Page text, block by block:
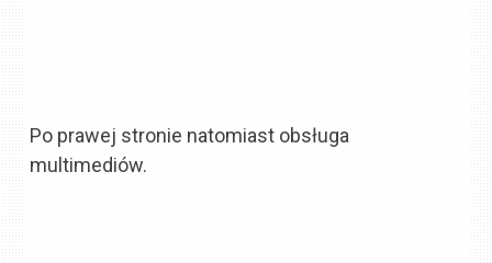
Po prawej stronie natomiast obsługa
multimediów.